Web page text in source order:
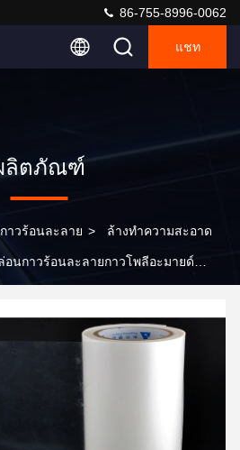
86-755-8996-0062
แชท
ลิตภัณฑ์
าวร้อนละลาย > ล้างทำความสะอาด
นกาวร้อนละลายกาวโพลีอะมายด์